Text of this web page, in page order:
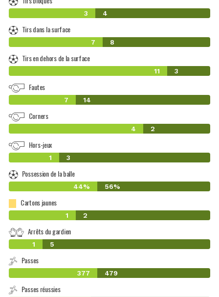
3 4
Tirs dans la surface
7 8
Tirs en dehors de la surface
11 3
Fautes
7 14
Corners
4 2
Hors-jeux
1 3
Possession de la balle
44% 56%
Cartons jaunes
1 2
Arrêts du gardien
1 5
Passes
377 479
Passes réussies